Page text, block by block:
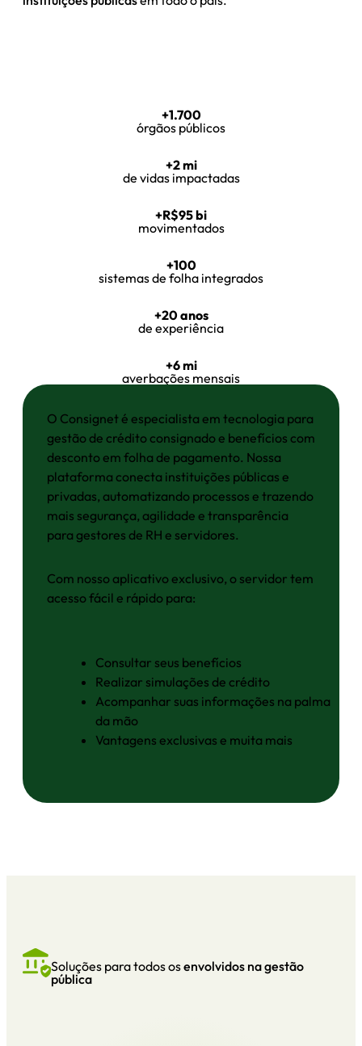
+1.700
órgãos públicos
+2 mi
de vidas impactadas
+R$95 bi
movimentados
+100
sistemas de folha integrados
+20 anos
de experiência
+6 mi
averbações mensais
O Consignet é especialista em tecnologia para
gestão de crédito consignado e benefícios com
desconto em folha de pagamento. Nossa
plataforma conecta instituições públicas e
privadas, automatizando processos e trazendo
mais segurança, agilidade e transparência
para gestores de RH e servidores.
Com nosso aplicativo exclusivo, o servidor tem
acesso fácil e rápido para:
Consultar seus benefícios
Realizar simulações de crédito
Acompanhar suas informações na palma
da mão
Vantagens exclusivas e muita mais
Soluções para todos osenvolvidos na gestão
pública